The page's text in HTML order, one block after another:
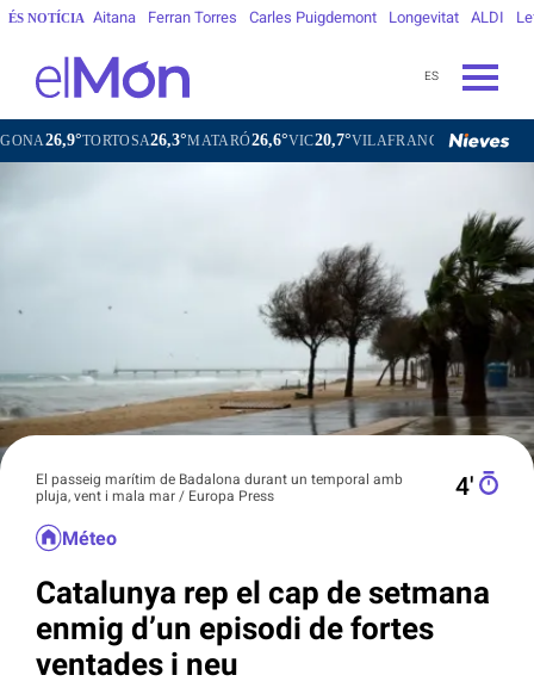
ÉS NOTÍCIA Aitana Ferran Torres Carles Puigdemont Longevitat ALDI
ES
TORTOSA26,3°MATARÓ26,6°VIC20,7°VILAFRANCA DEL PENEDÈS23,2°
El passeig marítim de Badalona durant un temporal amb
pluja, vent i mala mar / Europa Press
4′
Méteo
Catalunya rep el cap de setmana
enmig d’un episodi de fortes
ventades i neu